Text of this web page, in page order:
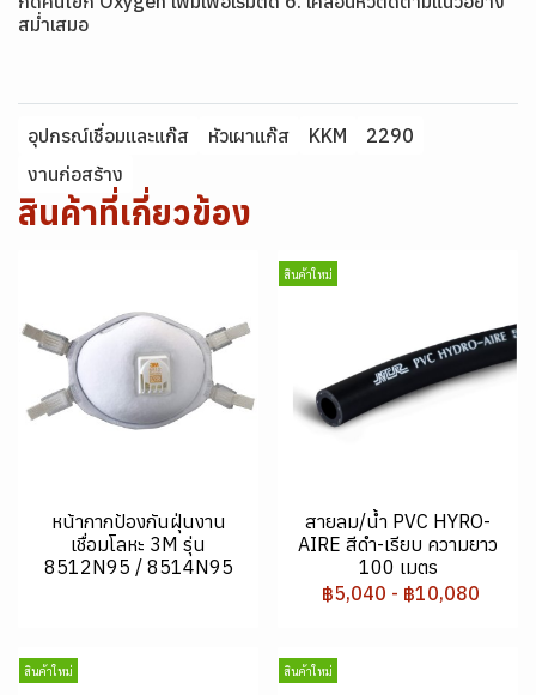
สม่ำเสมอ
อุปกรณ์เชื่อมและแก๊ส หัวเผาแก๊ส KKM
2290
งานก่อสร้าง
สินค้าที่เกี่ยวข้อง
หน้ากากป้องกันฝุ่นงาน
เชื่อมโลหะ 3M รุ่น
8512N95 / 8514N95
สินค้าใหม่
สายลม/น้ำ PVC HYRO-
AIRE สีดำ-เรียบ ความยาว
100 เมตร
฿5,040 - ฿10,080
สินค้าใหม่ สินค้าใหม่